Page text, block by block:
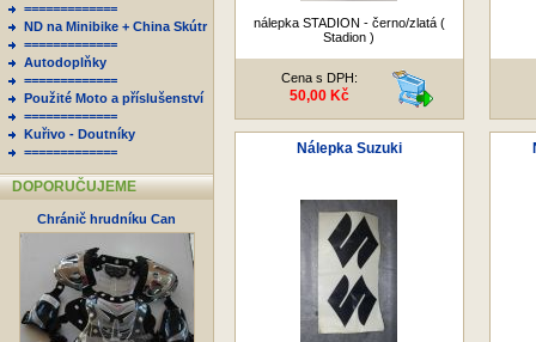
=============
ND na Minibike + China Skútr
=============
Autodoplňky
=============
Použité Moto a příslušenství
=============
Kuřivo - Doutníky
=============
DOPORUČUJEME
Chránič hrudníku Can
nálepka STADION - černo/zlatá (
Stadion )
Cena s DPH:
50,00 Kč
Nálepka Suzuki